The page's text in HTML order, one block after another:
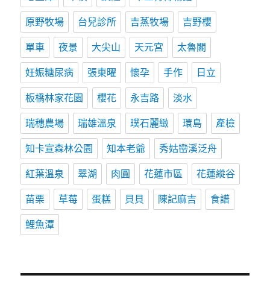
原野牧場 台兒診所 吉蒸牧場 吉野櫻
單車 夜景 大尖山 天元宮 太魯閣
妊娠糖尿病 張東曜 懷孕 手作 日立
板橋林家花園 櫻花 永吉路 淡水
瑞穗農場 瑞雄溫泉 璞石麗緻 環島 產檢
知卡宣森林公園 知本老爺 秀姑巒溪泛舟
紅葉溫泉 翠湖 肉圓 花蓮市區 花蓮縱谷
苗栗 草莓 蛋糕 貝貝 陳記麻吉 食譜
鯉魚潭